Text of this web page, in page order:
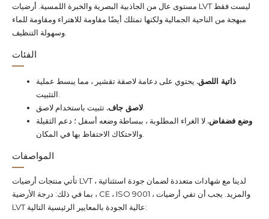
مستوى عال من الجاذبية البصرية والخبرة اللمسية. أرضيات LVT ليست فقط
مبهجة من الناحية الجمالية ولكنها تمتلك أيضًا مقاومة للاهتراء ومقاومة للماء
الفئات
ذاتية اللصق. يحتوي على دعامة لاصقة تقشير ، مما يبسط عملية
لاصق جاف.
وضع فضفاض. لا الغراء المطلوبة ، ببساطة وضعه أسفل ؛ دعم الثقيلة
المواصفات
تأتي منتجات أرضيات LVT لدينا مع شهادات متعددة لضمان جودة استثنائية ،
بما في ذلك: درجة الأرضية ، CE ، ISO 9001 ، والمزيد. يجب أن تفي أرضيات
LVT عالية الجودة بالمعايير الرئيسية التالية: